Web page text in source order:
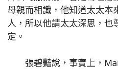
母親而相識，他知道太太本
人，所以他請太太深思，也
定。
張碧豔說，事實上，